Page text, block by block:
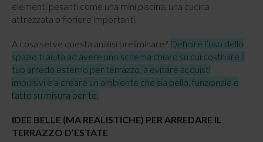
elementi pesanti come una mini piscina, una cucina
attrezzata o fioriere importanti.
A cosa serve questa analisi preliminare? Definire l’uso dello
spazio ti aiuta ad avere uno schema chiaro su cui costruire il
tuo arredo esterno per terrazzo, a evitare acquisti
impulsivi e a creare un ambiente che sia bello, funzionale e
fatto su misura per te.
IDEE BELLE (MA REALISTICHE) PER ARREDARE IL
TERRAZZO D’ESTATE